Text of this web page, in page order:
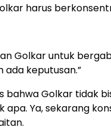
harus
Golkar untuk
ada keputusan.”
bahwa Golkar tidak
Ya, sekarang